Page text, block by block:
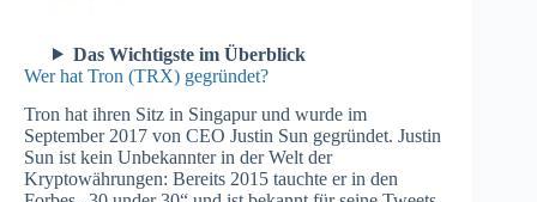
Das Wichtigste im Überblick
Wer hat Tron (TRX) gegründet?
Tron hat ihren Sitz in Singapur und wurde im
September 2017 von CEO Justin Sun gegründet. Justin
Sun ist kein Unbekannter in der Welt der
Kryptowährungen: Bereits 2015 tauchte er in den